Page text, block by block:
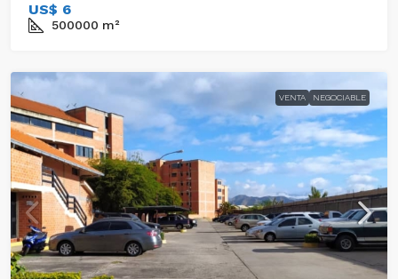
US$ 6
500000 m²
VENTA NEGOCIABLE